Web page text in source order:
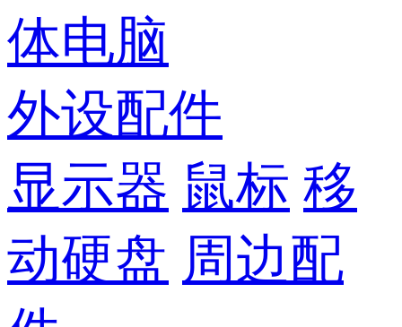
体电脑
外设配件
显示器 鼠标 移
动硬盘 周边配